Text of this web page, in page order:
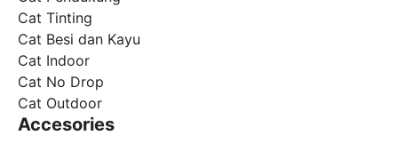
Cat Tinting
Cat Besi dan Kayu
Cat Indoor
Cat No Drop
Cat Outdoor
Accesories